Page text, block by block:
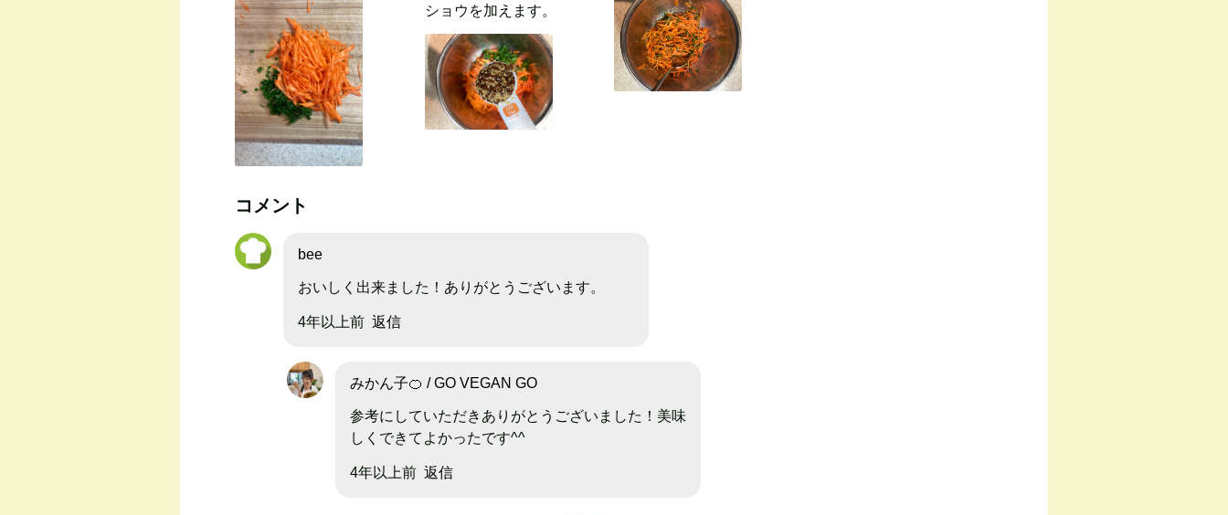
ショウを加えます。
コメント
bee
おいしく出来ました！ありがとうございます。
4年以上前 返信
みかん子🍊 / GO VEGAN GO
参考にしていただきありがとうございました！美味
しくできてよかったです^^
4年以上前 返信